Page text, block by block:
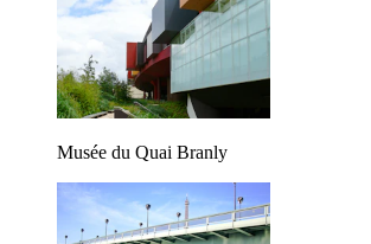
Musée du Quai Branly